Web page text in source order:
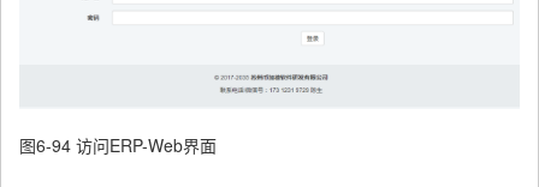
图6-94 访问ERP-Web界面